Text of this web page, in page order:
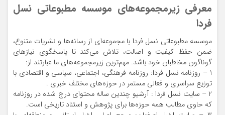
معرفی زیرمجموعه‌های موسسه مطبوعاتی نسل
فردا
موسسه مطبوعاتی نسل فردا با مجموعه‌ای از رسانه‌ها و نشریات متنوع،
ضمن حفظ کیفیت و اصالت، تلاش می‌کند تا پاسخگوی نیازهای
گوناگون مخاطبان خود باشد. مهم‌ترین زیرمجموعه‌های ما عبارتند از:
1 – روزنامه نسل فردا: روزنامه فرهنگی، اجتماعی، سیاسی و اقتصادی با
توزیع سراسری و فعالی مستمر در حوزه‌های مختلف خبری .
2 – سایت نسل فردا : آرشیو چندین ساله محتوای درج شده در روزنامه
که حاوی مطالب همه حوزه‌ها برای پژوهش و استناد تاریخی است.